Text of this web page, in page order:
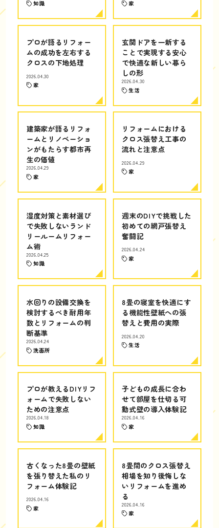
知識 家
プロが語るリフォー
ムの成功を左右する
クロスの下地処理
2026.04.30
家
玄関ドアを一新する
ことで実現する安心
で快適な新しい暮ら
しの形
2026.04.30
生活
建築家が語るリフォ
ームとリノベーショ
ンがもたらす都市再
生の価値
2026.04.29
家
リフォームにおける
クロス張替え工事の
流れと注意点
2026.04.29
家
湿度対策と素材選び
で失敗しないランド
リールームリフォー
ム術
2026.04.25
知識
週末のDIYで挑戦した
初めての網戸張替え
奮闘記
2026.04.24
家
水回りの設備交換を
検討するべき耐用年
数とリフォームの判
断基準
2026.04.24
洗面所
8畳の寝室を快適にす
る機能性壁紙への張
替えと費用の実際
2026.04.20
生活
プロが教えるDIYリフ
ォームで失敗しない
ための注意点
2026.04.18
知識
子どもの成長に合わ
せて部屋を仕切る可
動式壁の導入体験記
2026.04.16
家
古くなった8畳の壁紙
を張り替えた私のリ
フォーム体験記
2026.04.16
家
8畳間のクロス張替え
相場を知り後悔しな
いリフォームを進め
る
2026.04.16
家